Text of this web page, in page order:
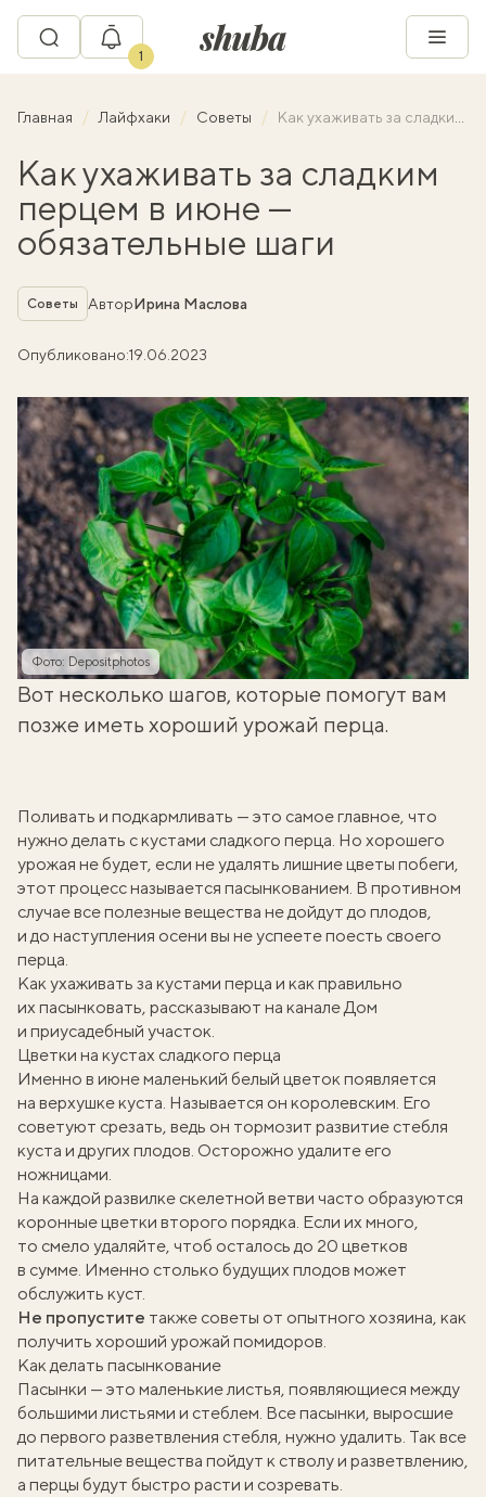
1
Главная Лайфхаки Советы Как ухаживать за сладким перцем в июне — обязательные шаги
Как ухаживать за сладким
перцем в июне —
обязательные шаги
Рубрика
Советы АвторИрина Маслова
Опубликовано:19.06.2023
Фото: Depositphotos
Вот несколько шагов, которые помогут вам
позже иметь хороший урожай перца.
Поливать и подкармливать — это самое главное, что
нужно делать с кустами сладкого перца. Но хорошего
урожая не будет, если не удалять лишние цветы побеги,
этот процесс называется пасынкованием. В противном
случае все полезные вещества не дойдут до плодов,
и до наступления осени вы не успеете поесть своего
перца.
Как ухаживать за кустами перца и как правильно
их пасынковать, рассказывают на каналеДом
и приусадебный участок.
Цветки на кустах сладкого перца
Именно в июне маленький белый цветок появляется
на верхушке куста. Называется он королевским. Его
советуют срезать, ведь он тормозит развитие стебля
куста и других плодов. Осторожно удалите его
ножницами.
На каждой развилке скелетной ветви часто образуются
коронные цветки второго порядка. Если их много,
то смело удаляйте, чтоб осталось до 20 цветков
в сумме. Именно столько будущих плодов может
обслужить куст.
Не пропустите также советы от опытного хозяина, как
получить хороший урожай помидоров.
Как делать пасынкование
Пасынки — это маленькие листья, появляющиеся между
большими листьями и стеблем. Все пасынки, выросшие
до первого разветвления стебля, нужно удалить. Так все
питательные вещества пойдут к стволу и разветвлению,
а перцы будут быстро расти и созревать.